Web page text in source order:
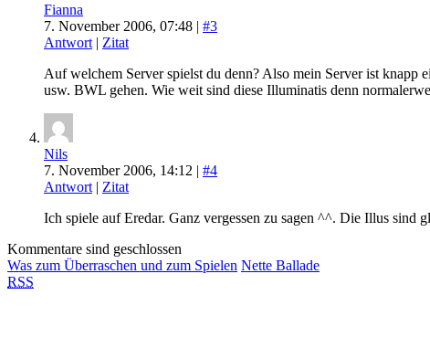
Fianna
7. November 2006, 07:48 | #3
Antwort | Zitat
Auf welchem Server spielst du denn? Also mein Server ist
usw. BWL gehen. Wie weit sind diese Illuminatis denn
Nils
7. November 2006, 14:12 | #4
Antwort | Zitat
Ich spiele auf Eredar. Ganz vergessen zu sagen ^^. Die Illus
Kommentare sind geschlossen
Was zum Überraschen und zum Spielen Nette Ballade
RSS